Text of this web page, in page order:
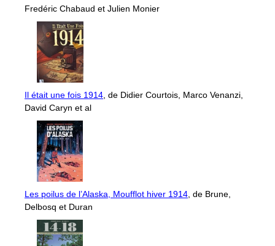
Fredéric Chabaud et Julien Monier
Il était une fois 1914 , de Didier Courtois, Marco Venanzi,
David Caryn et al
Les poilus de l’Alaska, Moufflot hiver 1914 , de Brune,
Delbosq et Duran